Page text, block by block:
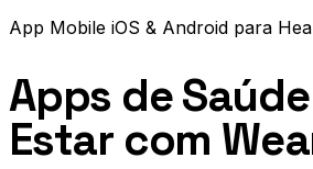
App Mobile iOS & Android para
Apps de
Estar com